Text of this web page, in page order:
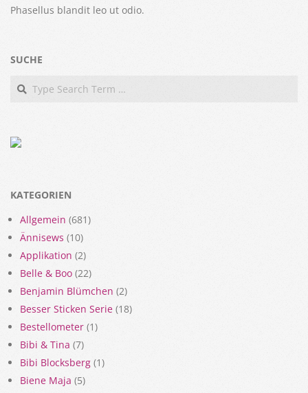
Phasellus blandit leo ut odio.
SUCHE
Search
KATEGORIEN
Allgemein (681)
Ännisews (10)
Applikation (2)
Belle & Boo (22)
Benjamin Blümchen (2)
Besser Sticken Serie (18)
Bestellometer (1)
Bibi & Tina (7)
Bibi Blocksberg (1)
Biene Maja (5)